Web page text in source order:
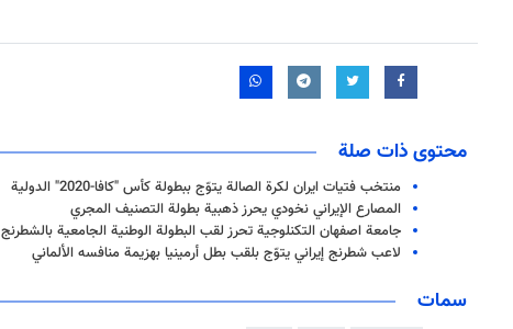
محتوى ذات صلة
منتخب فتيات ايران لكرة الصالة يتوّج ببطولة كأس "كافا-2020" الدولية
المصارع الإيراني نخودي يحرز ذهبية بطولة التصنيف المجري
جامعة اصفهان التكنلوجية تحرز لقب البطولة الوطنية الجامعية بالشطرنج
لاعب شطرنج إيراني يتوّج بلقب بطل أرمينيا بهزيمة منافسه الألماني
سمات